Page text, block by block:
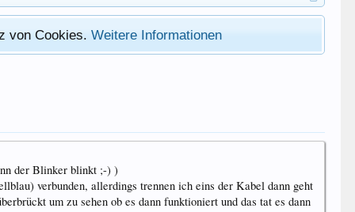
von Cookies.Weitere Informationen
der Blinker blinkt ;-) )
verbunden, allerdings trennen ich eins der Kabel dann geht
um zu sehen ob es dann funktioniert und das tat es dann